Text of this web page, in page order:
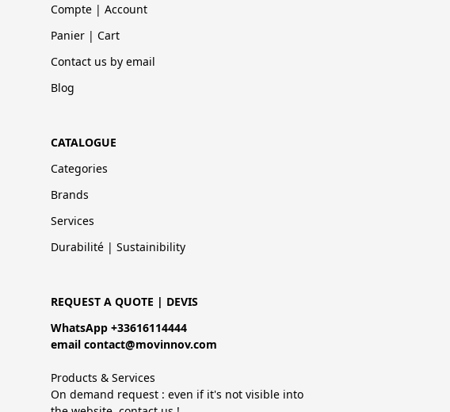
Compte | Account
Panier | Cart
Contact us by email
Blog
CATALOGUE
Categories
Brands
Services
Durabilité | Sustainibility
REQUEST A QUOTE | DEVIS
WhatsApp +33616114444
email contact@movinnov.com
Products & Services
On demand request : even if it's not visible into